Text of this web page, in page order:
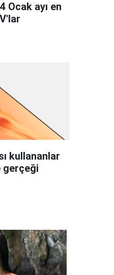
Ocak ayı en
kullananlar
gerçeği